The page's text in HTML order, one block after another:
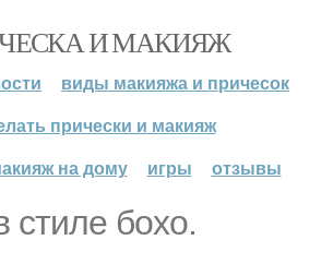
И МАКИЯЖ
виды макияжа и причесок
прически и макияж
на дому
игры отзывы
стиле бохо.